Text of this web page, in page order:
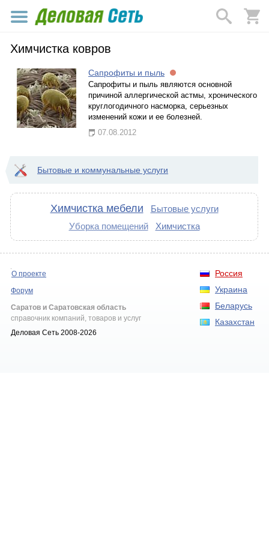
Химчистка ковров
Сапрофиты и пыль
Сапрофиты и пыль являются основной
причиной аллергической астмы, хронического
круглогодичного насморка, серьезных
изменений кожи и ее болезней.
07.08.2012
Бытовые и коммунальные услуги
Химчистка мебели
Бытовые услуги
Уборка помещений
Химчистка
Россия
Украина
Беларусь
Казахстан
О проекте
Форум
Саратов и Саратовская область
справочник компаний, товаров и услуг
Деловая Сеть 2008-2026